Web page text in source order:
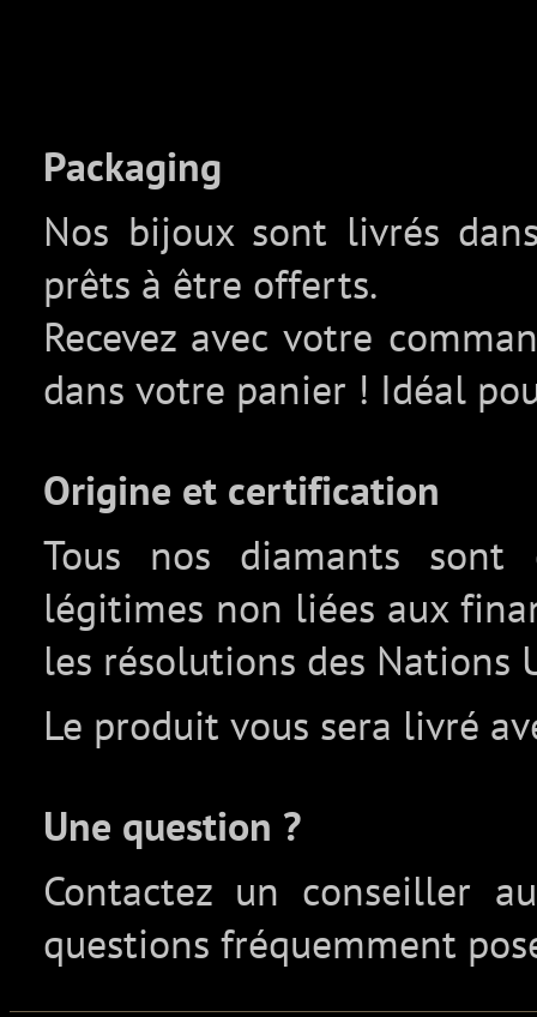
Packaging
Nos bijoux sont livrés
prêts à être offerts.
Recevez avec votre
dans votre panier ! Idéal
Origine et certification
Tous nos diamants
légitimes non liées aux
les résolutions des Nations
Le produit vous sera livré
Une question ?
Contactez un conseiller
questions fréquemment